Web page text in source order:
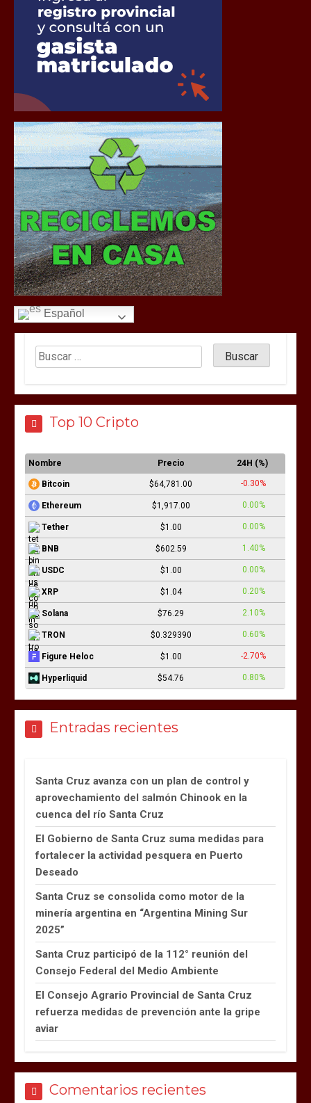
Español
Top 10 Cripto
Nombre Precio 24H (%)
Bitcoin $64,781.00 -0.30%
Ethereum $1,917.00 0.00%
Tether $1.00 0.00%
BNB $602.59 1.40%
USDC $1.00 0.00%
XRP $1.04 0.20%
Solana $76.29 2.10%
TRON $0.329390 0.60%
Figure Heloc $1.00 -2.70%
Hyperliquid $54.76 0.80%
Entradas recientes
Santa Cruz avanza con un plan de control y
aprovechamiento del salmón Chinook en la
cuenca del río Santa Cruz
El Gobierno de Santa Cruz suma medidas para
fortalecer la actividad pesquera en Puerto
Deseado
Santa Cruz se consolida como motor de la
minería argentina en “Argentina Mining Sur
2025”
Santa Cruz participó de la 112° reunión del
Consejo Federal del Medio Ambiente
El Consejo Agrario Provincial de Santa Cruz
refuerza medidas de prevención ante la gripe
aviar
Comentarios recientes